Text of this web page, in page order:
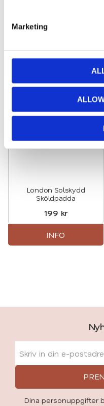
Marketing
Kontakta oss här
London Solskydd
Sköldpadda
199 kr
INFO
Dina personuppgifter